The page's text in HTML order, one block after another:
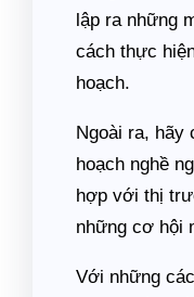
lập ra những
cách thực
hoạch.
Ngoài ra, hãy
hoạch nghề
hợp với thị
những cơ hội
Với những